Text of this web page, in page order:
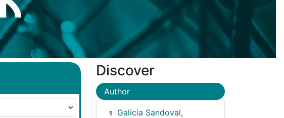
Discover
Author
1
Galicia Sandoval,